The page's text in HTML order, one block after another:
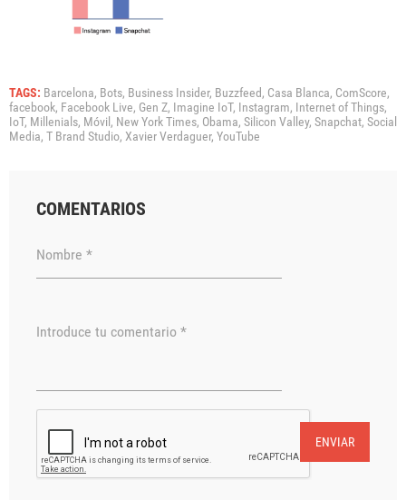
TAGS: Barcelona, Bots, Business Insider, Buzzfeed, Casa Blanca, ComScore,
facebook, Facebook Live, Gen Z, Imagine IoT, Instagram, Internet of Things,
IoT, Millenials, Móvil, New York Times, Obama, Silicon Valley, Snapchat, Social
Media, T Brand Studio, Xavier Verdaguer, YouTube
COMENTARIOS
Nombre *
Introduce tu comentario *
ENVIAR